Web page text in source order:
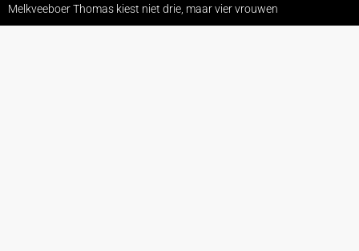
Melkveeboer Thomas kiest niet drie, maar vier vrouwen